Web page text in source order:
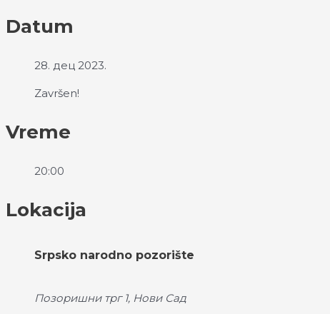
Datum
28. дец 2023.
Završen!
Vreme
20:00
Lokacija
Srpsko narodno pozorište
Позоришни трг 1, Нови Сад